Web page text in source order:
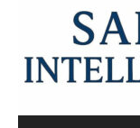
content